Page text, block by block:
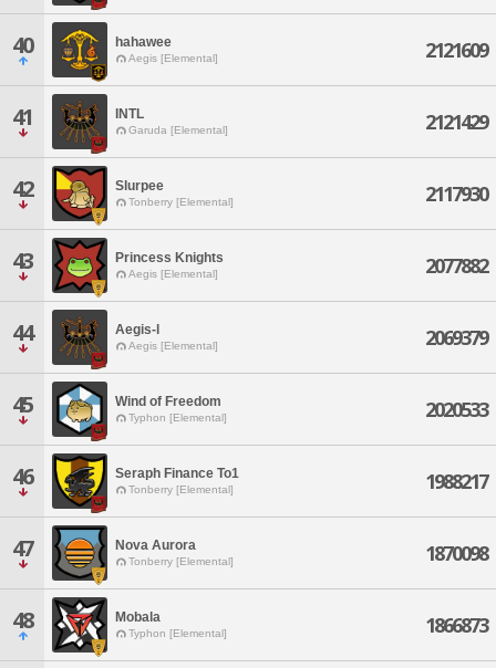
40 hahawee
Aegis [Elemental] 2121609
41 INTL
Garuda [Elemental] 2121429
42 Slurpee
Tonberry [Elemental] 2117930
43 Princess Knights
Aegis [Elemental] 2077882
44 Aegis-l
Aegis [Elemental] 2069379
45 Wind of Freedom
Typhon [Elemental] 2020533
46 Seraph Finance To1
Tonberry [Elemental] 1988217
47 Nova Aurora
Tonberry [Elemental] 1870098
48 Mobala
Typhon [Elemental] 1866873